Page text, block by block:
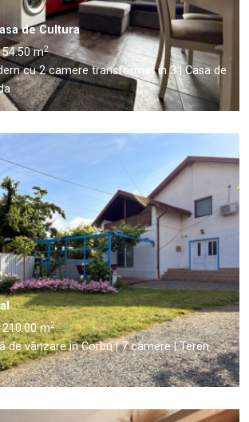
de Cultura
54.50 m2
cu 2 camere transformat in 3 | Casa de
210.00 m2
de vânzare in Corbu | 7 camere | Teren